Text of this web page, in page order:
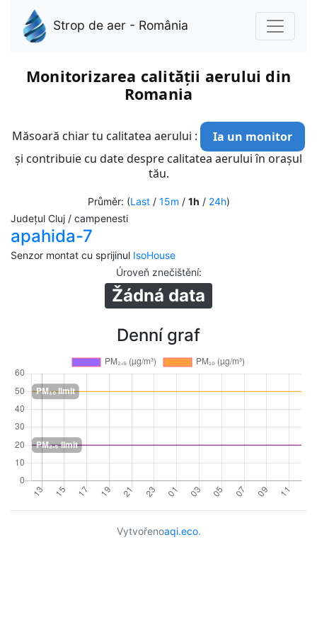
Strop de aer - România
Monitorizarea calității aerului din
Romania
Măsoară chiar tu calitatea aerului :
Ia un monitor
și contribuie cu date despre calitatea aerului în orașul
tău.
Průměr: (Last/ 15m / 1h / 24h)
Județul Cluj / campenesti
apahida-7
Senzor montat cu sprijinul IsoHouse
Úroveň znečištění:
Žádná data
Denní graf
Vytvořenoaqi.eco.